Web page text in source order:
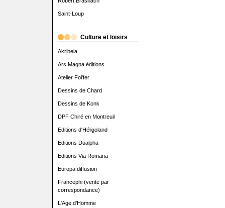
Saint-Loup
Culture et loisirs
Akribeia
Ars Magna éditions
Atelier Fol'fer
Dessins de Chard
Dessins de Konk
DPF Chiré en Montreuil
Editions d'Héligoland
Editions Dualpha
Editions Via Romana
Europa diffusion
Francephi (vente par
correspondance)
L'Age d'Homme